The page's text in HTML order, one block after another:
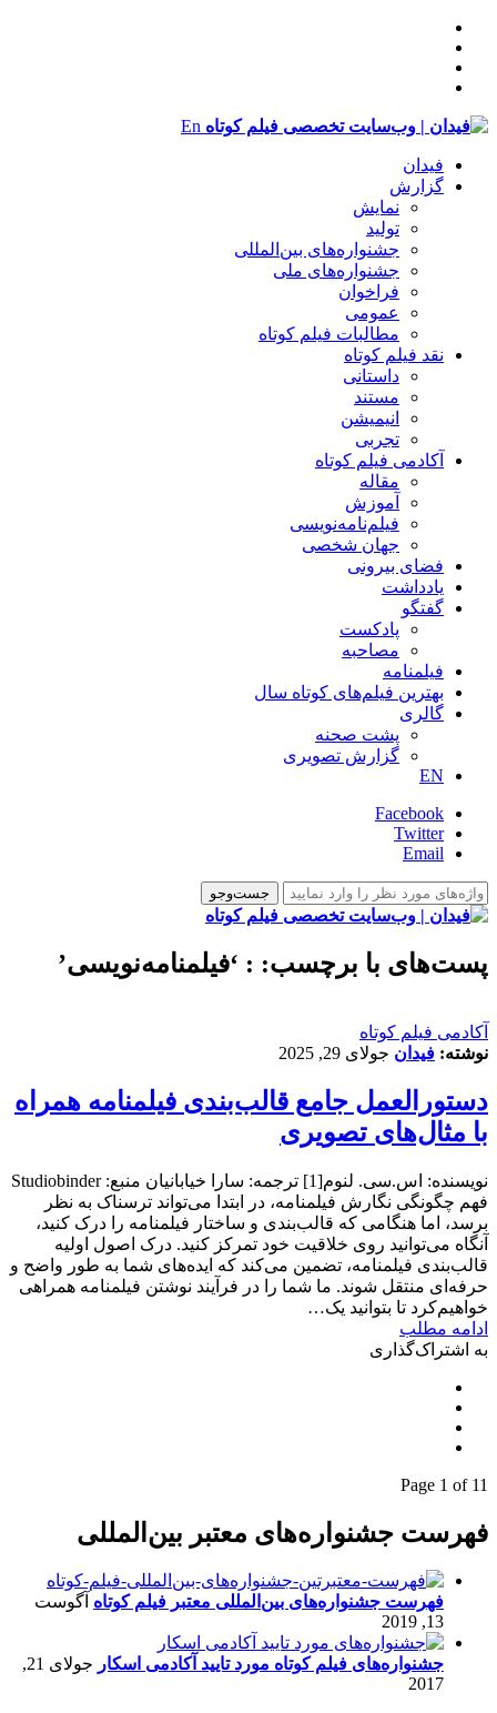
En
فیدان
گزارش
نمایش
تولید
‌‌جشنواره‌های بین‌المللی
جشنواره‌های ملی
فراخوان
عمومی
مطالبات فیلم کوتاه
نقد فیلم کوتاه
داستانی
مستند
انیمیشن
تجربی
آکادمی فیلم کوتاه
مقاله
آموزش
فیلم‌نامه‌نویسی
جهان شخصی
فضای بیرونی
یادداشت
گفتگو
پادکست
مصاحبه
فیلمنامه
بهترین فیلم‌های کوتاه سال
گالری
پشت صحنه
گزارش تصویری
EN
Facebook
Twitter
Email
پست‌های با برچسب: : ‘فیلمنامه‌نویسی’
آکادمی فیلم کوتاه
نوشته: فیدان جولای 29, 2025
دستورالعمل جامع قالب‌بندی فیلمنامه همراه
با مثال‌های تصویری
نویسنده: اس.سی. لنوم[1] ترجمه: سارا خیابانیان منبع: Studiobinder
فهم چگونگی نگارش فیلمنامه، در ابتدا می‌تواند ترسناک به نظر
برسد، اما هنگامی که قالب‌بندی و ساختار فیلمنامه را درک کنید،
آنگاه می‌توانید روی خلاقیت خود تمرکز کنید. درک اصول اولیه
قالب‌بندی فیلمنامه، تضمین می‌کند که ایده‌های شما به طور واضح و
حرفه‌ای منتقل شوند. ما شما را در فرآیند نوشتن فیلمنامه همراهی
خواهیم‌کرد تا بتوانید یک…
ادامه مطلب
به اشتراک‌گذاری
Page 1 of 11
فهرست جشنواره‌های معتبر بین‌المللی
فهرست جشنواره‌های بین‌المللی معتبر فیلم کوتاه آگوست
13, 2019
جشنواره‌های فیلم کوتاه مورد تایید آکادمی اسکار
جولای 21,
2017